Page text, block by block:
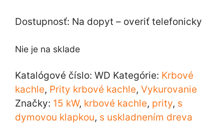
Dostupnosť: Na dopyt – overiť telefonicky
Nie je na sklade
Katalógové číslo: WD Kategórie: Krbové
kachle, Prity krbové kachle, Vykurovanie
Značky: 15 kW, krbové kachle, prity, s
dymovou klapkou, s uskladnením dreva